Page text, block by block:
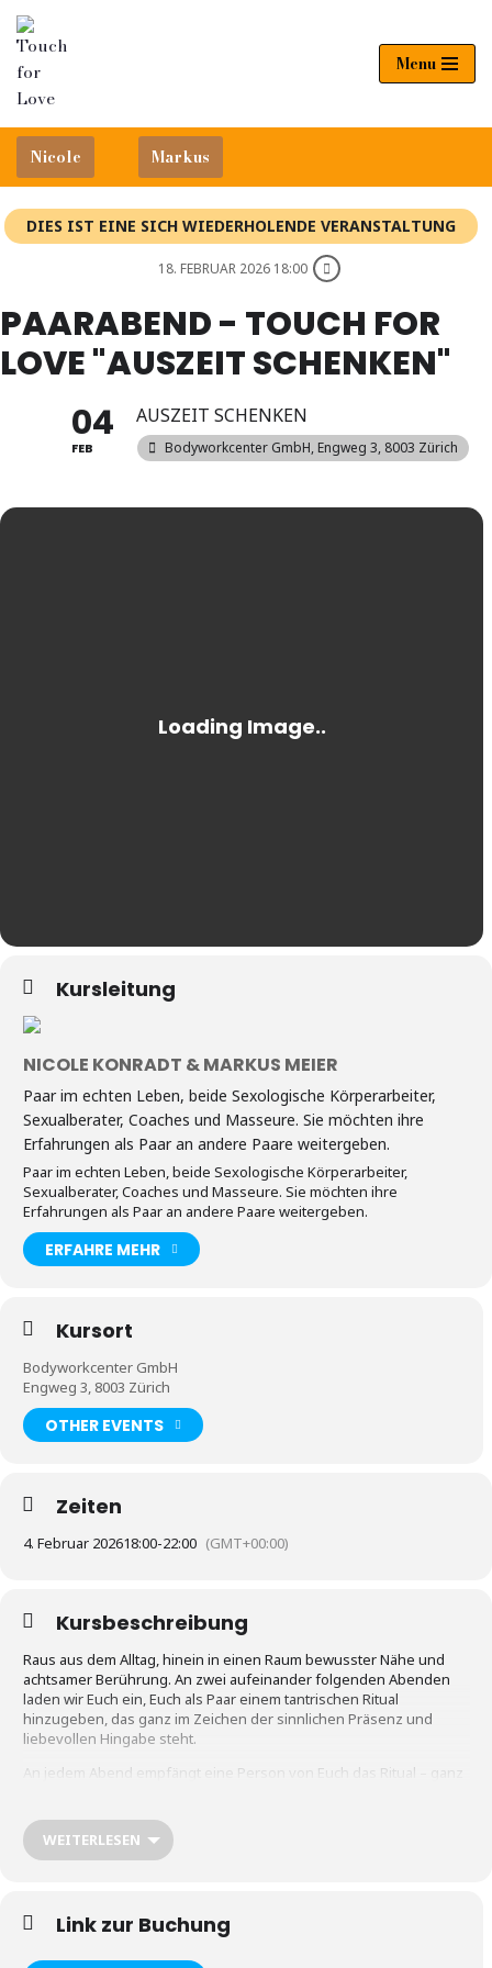
Zum
Inhalt
springen
Menu
Nicole Markus
DIES IST EINE SICH WIEDERHOLENDE VERANSTALTUNG
18. FEBRUAR 2026 18:00
PAARABEND - TOUCH FOR
LOVE "AUSZEIT SCHENKEN"
04
FEB
AUSZEIT SCHENKEN
Bodyworkcenter GmbH, Engweg 3, 8003 Zürich
Kursleitung
NICOLE KONRADT & MARKUS MEIER
Paar im echten Leben, beide Sexologische Körperarbeiter,
Sexualberater, Coaches und Masseure. Sie möchten ihre
Erfahrungen als Paar an andere Paare weitergeben.
Paar im echten Leben, beide Sexologische Körperarbeiter,
Sexualberater, Coaches und Masseure. Sie möchten ihre
Erfahrungen als Paar an andere Paare weitergeben.
ERFAHRE MEHR
Kursort
Bodyworkcenter GmbH
Engweg 3, 8003 Zürich
OTHER EVENTS
Zeiten
4. Februar 202618:00-22:00 (GMT+00:00)
Kursbeschreibung
Raus aus dem Alltag, hinein in einen Raum bewusster Nähe und
achtsamer Berührung. An zwei aufeinander folgenden Abenden
laden wir Euch ein, Euch als Paar einem tantrischen Ritual
hinzugeben, das ganz im Zeichen der sinnlichen Präsenz und
liebevollen Hingabe steht.
An jedem Abend empfängt eine Person von Euch das Ritual – ganz
Gegenüber zu schenken oder sich vertrauensvoll führen zu
lassen.
eigenen Impulsen zu folgen, ohne dabei den roten Faden zu
WEITERLESEN
Link zur Buchung